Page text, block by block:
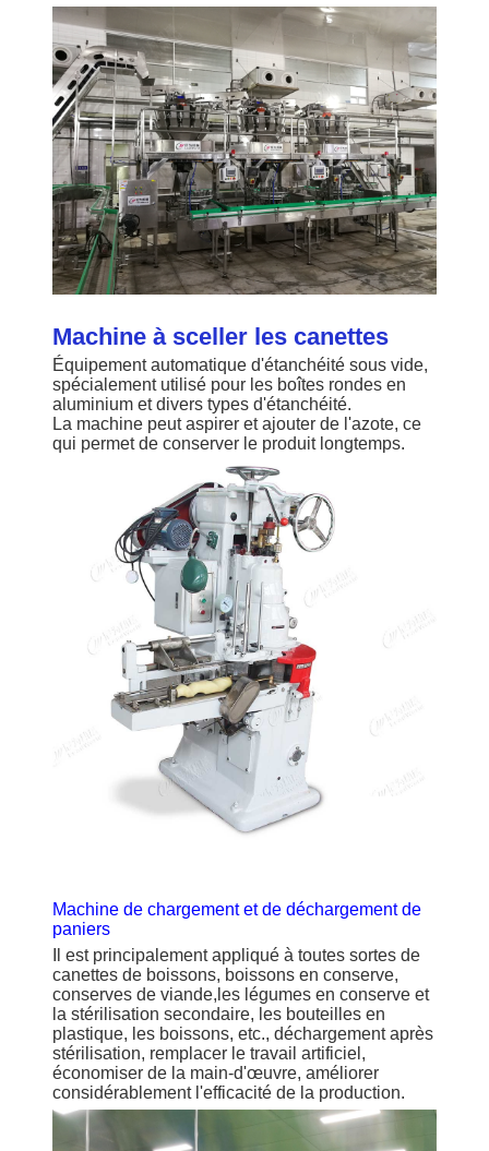
Machine à sceller les canettes
Équipement automatique d'étanchéité sous vide,
spécialement utilisé pour les boîtes rondes en
aluminium et divers types d'étanchéité.
La machine peut aspirer et ajouter de l'azote, ce
qui permet de conserver le produit longtemps.
Machine de chargement et de déchargement de
paniers
Il est principalement appliqué à toutes sortes de
canettes de boissons, boissons en conserve,
conserves de viande,les légumes en conserve et
la stérilisation secondaire, les bouteilles en
plastique, les boissons, etc., déchargement après
stérilisation, remplacer le travail artificiel,
économiser de la main-d'œuvre, améliorer
considérablement l'efficacité de la production.